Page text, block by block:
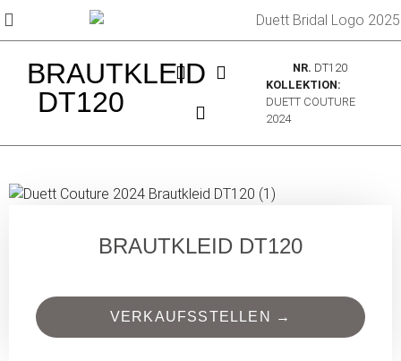
BRAUTKLEID
DT120
NR. DT120
KOLLEKTION:
DUETT COUTURE
2024
BRAUTKLEID DT120
VERKAUFSSTELLEN →